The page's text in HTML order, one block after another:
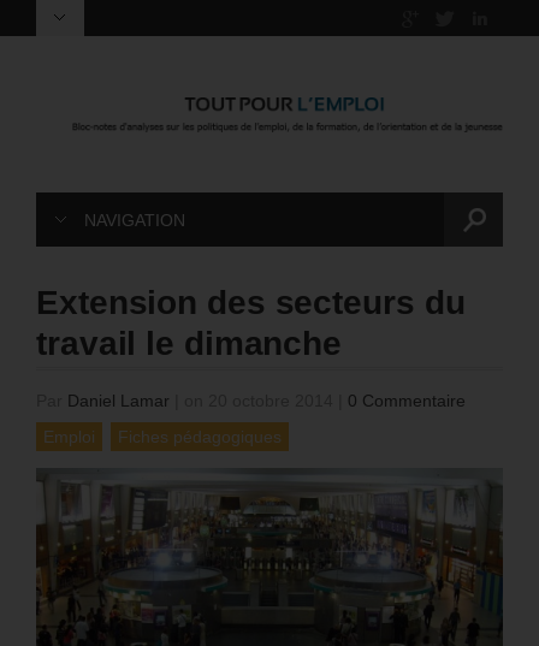
NAVIGATION
Extension des secteurs du
travail le dimanche
Daniel Lamar
0 Commentaire
Emploi
Fiches pédagogiques